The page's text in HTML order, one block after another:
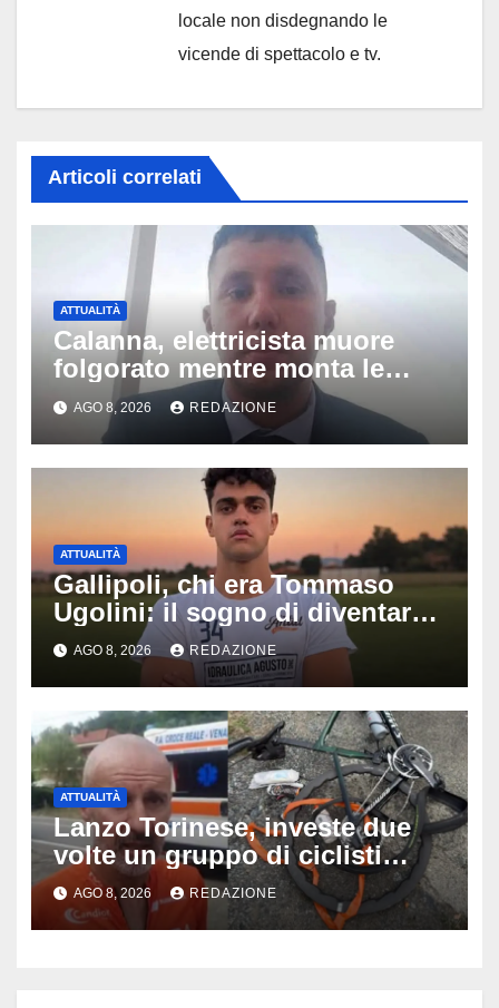
locale non disdegnando le
vicende di spettacolo e tv.
Articoli correlati
ATTUALITÀ
Calanna, elettricista muore
folgorato mentre monta le
luminarie della festa: chi era
Fabio Calabrò e cosa è
successo
AGO 8, 2026 REDAZIONE
ATTUALITÀ
Gallipoli, chi era Tommaso
Ugolini: il sogno di diventare
medico e la fascia da
capitano, il dolore di Bologna
per il 19enne morto in mare
AGO 8, 2026 REDAZIONE
ATTUALITÀ
Lanzo Torinese, investe due
volte un gruppo di ciclisti
dopo una lite: arrestato
73enne, il racconto choc di un
ferito
AGO 8, 2026 REDAZIONE